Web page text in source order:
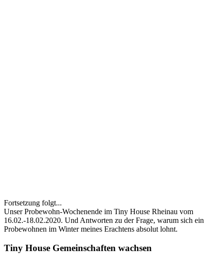
Fortsetzung folgt...
Unser Probewohn-Wochenende im Tiny House Rheinau vom
16.02.-18.02.2020. Und Antworten zu der Frage, warum sich ein
Probewohnen im Winter meines Erachtens absolut lohnt.
Tiny House Gemeinschaften wachsen